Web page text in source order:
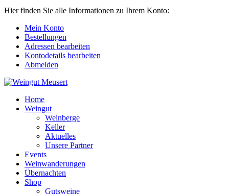
Hier finden Sie alle Informationen zu Ihrem Konto:
Mein Konto
Bestellungen
Adressen bearbeiten
Kontodetails bearbeiten
Abmelden
Home
Weingut
Weinberge
Keller
Aktuelles
Unsere Partner
Events
Weinwanderungen
Übernachten
Shop
Gutsweine